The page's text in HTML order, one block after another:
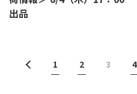
出品
1 2 3 4